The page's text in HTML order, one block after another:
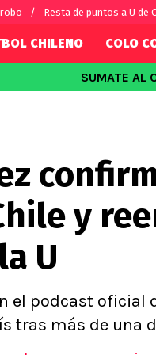
Resta de puntos a U de
por el mundo
CHILENO COLO
SUMATE AL
y
U
el podcast oficial
tras más de una